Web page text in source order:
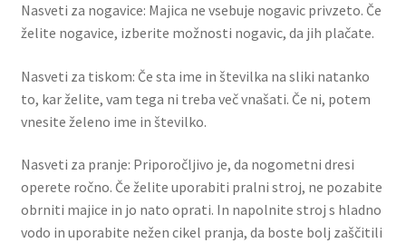
Nasveti za nogavice: Majica ne vsebuje nogavic privzeto. Če
želite nogavice, izberite možnosti nogavic, da jih plačate.
Nasveti za tiskom: Če sta ime in številka na sliki natanko
to, kar želite, vam tega ni treba več vnašati. Če ni, potem
vnesite želeno ime in številko.
Nasveti za pranje: Priporočljivo je, da nogometni dresi
operete ročno. Če želite uporabiti pralni stroj, ne pozabite
obrniti majice in jo nato oprati. In napolnite stroj s hladno
vodo in uporabite nežen cikel pranja, da boste bolj zaščitili